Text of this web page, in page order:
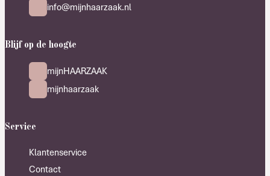
info@mijnhaarzaak.nl
Blijf op de hoogte
mijnHAARZAAK
mijnhaarzaak
Service
Klantenservice
Contact